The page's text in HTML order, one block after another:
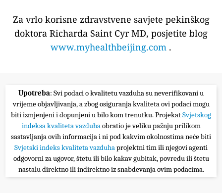
Za vrlo korisne zdravstvene savjete pekinškog
doktora Richarda Saint Cyr MD, posjetite blog
www.myhealthbeijing.com .
Upotreba: Svi podaci o kvalitetu vazduha su neverifikovani u
vrijeme objavljivanja, a zbog osiguranja kvaliteta ovi podaci mogu
biti izmjenjeni i dopunjeni u bilo kom trenutku. ProjekatSvjetskog
indeksa kvaliteta vazduhaobratio je veliku pažnju prilikom
sastavljanja ovih informacija i ni pod kakvim okolnostima neće biti
Svjetski indeks kvaliteta vazduhaprojektni tim ili njegovi agenti
odgovorni za ugovor, štetu ili bilo kakav gubitak, povredu ili štetu
nastalu direktno ili indirektno iz snabdevanja ovim podacima.